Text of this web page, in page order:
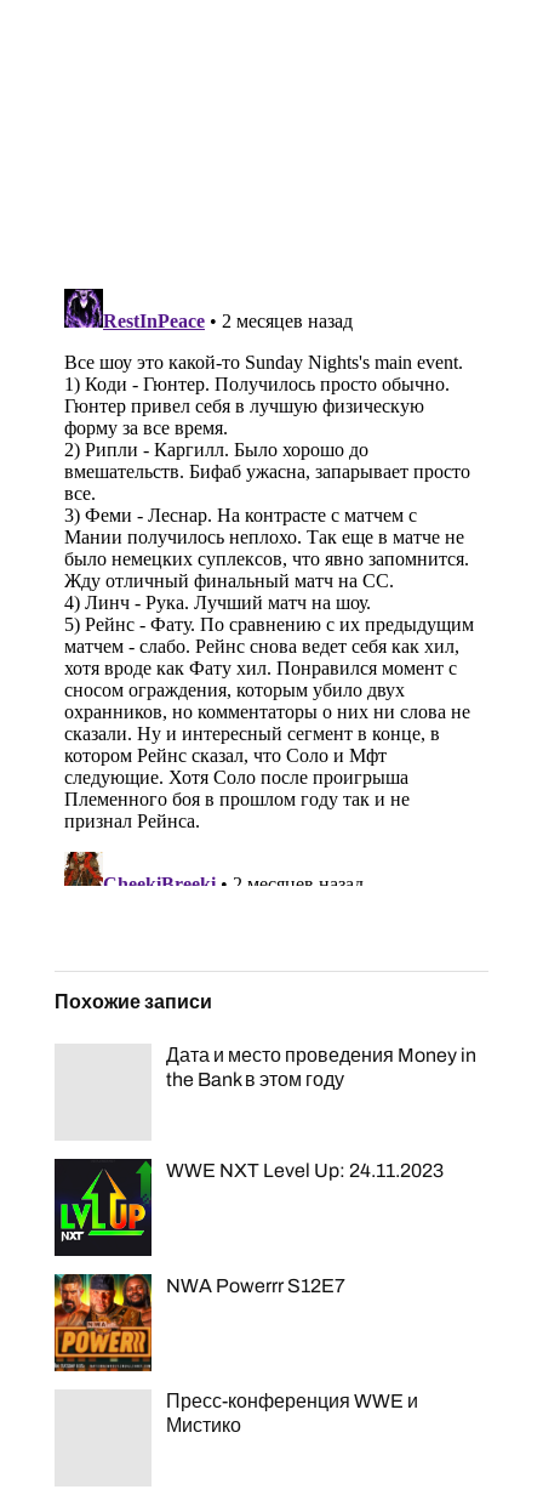
Похожие записи
Дата и место проведения Money in
the Bank в этом году
WWE NXT Level Up: 24.11.2023
NWA Powerrr S12E7
Пресс-конференция WWE и
Мистико